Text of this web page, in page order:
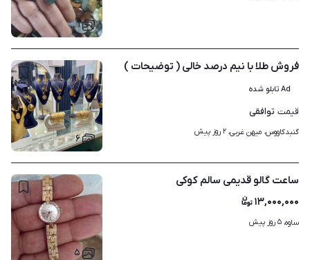
۱
۶
فروش طلا با نیم درصد خالی ( توضیحات )
Ad تابلو شده
قیمت توافقی
گنبدکاووس، میهن غربی، ۲ روز پیش
۵
ساعت گالو قدیمی سالم کوکی
۱۳,۰۰۰,۰۰۰
ساوه، ۵ روز پیش